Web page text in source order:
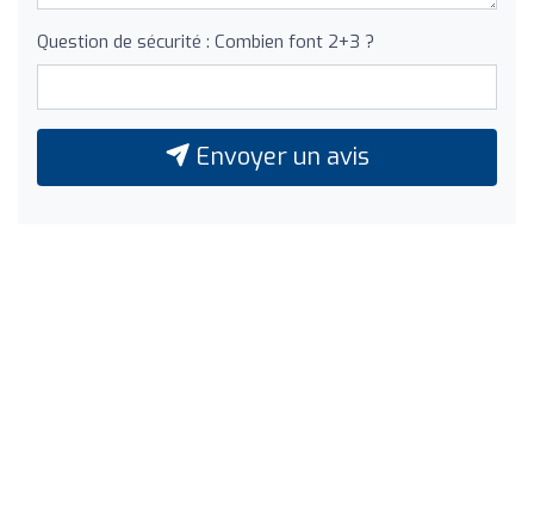
Question de sécurité : Combien font 2+3 ?
Envoyer un avis